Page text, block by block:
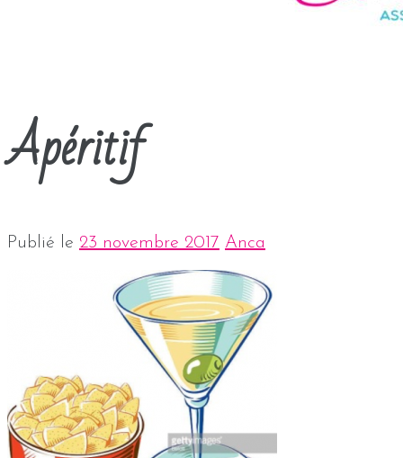
Apéritif
Publié le 23 novembre 2017 Anca